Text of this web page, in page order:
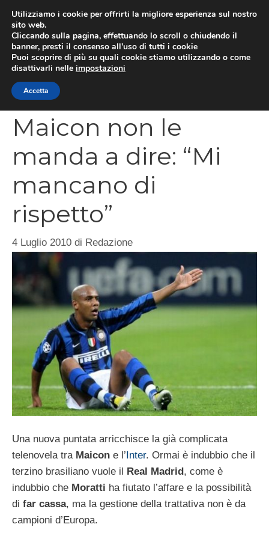
contenuto
Maicon non le
manda a dire: “Mi
mancano di
rispetto”
4 Luglio 2010 di Redazione
Una nuova puntata arricchisce la già complicata
telenovela tra Maicon e l’ Inter. Ormai è indubbio che il
terzino brasiliano vuole il
Real Madrid , come è
indubbio che Moratti ha fiutato l’affare e la possibilità
di far cassa, ma la gestione della trattativa non è da
campioni d’Europa.
Utilizziamo i cookie per offrirti la migliore esperienza sul nostro
sito web.
Cliccando sulla pagina, effettuando lo scroll o chiudendo il
banner, presti il consenso all’uso di tutti i cookie
Puoi scoprire di più su quali cookie stiamo utilizzando o come
disattivarli nelle impostazioni
Accetta